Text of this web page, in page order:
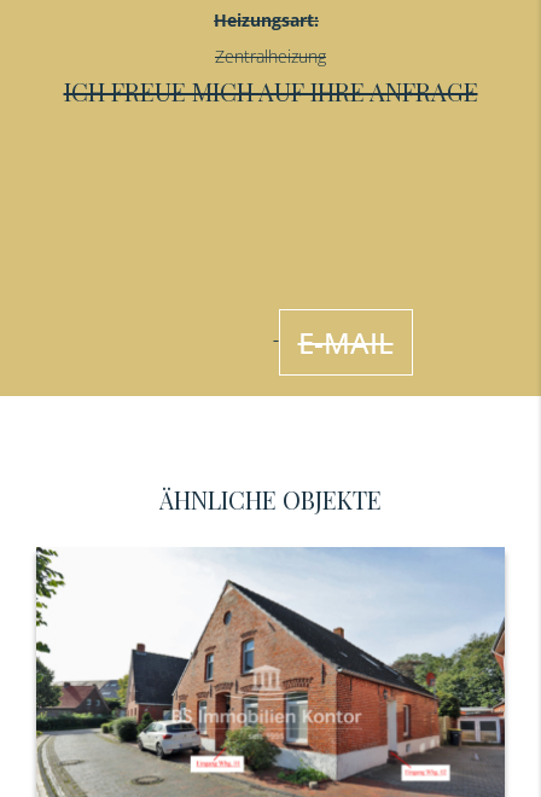
Heizungsart:
Zentralheizung
ICH FREUE MICH AUF IHRE ANFRAGE
E-MAIL
ÄHNLICHE OBJEKTE